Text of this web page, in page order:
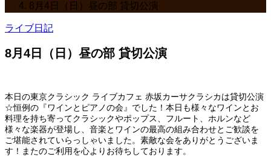
8月4日（日）昼の部 貸切公演
ライブ日記
8月4日（日）昼の部 貸切公演
本日の東京クラシック ライブカフェ 赤坂カーサクラシカは貸切公演
☆恒例の『ワインとピアノの会』でした！本日も様々なワインとお
料理を持ち寄ってクラシックやポップス、フルート、ホルンなど
様々な楽器が登場し、音楽とワインの最高の組み合わせとご歓談を
ご堪能されていらっしゃいました。素敵な会をありがとうございま
す！またのご利用を心よりお待ちしております。